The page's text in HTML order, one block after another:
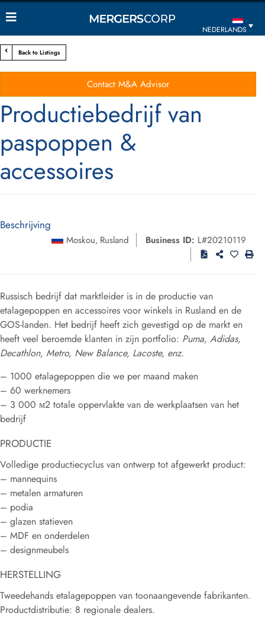
NEDERLANDS
Back to Listings
Contact M&A Advisor
Productiebedrijf van
paspoppen &
accessoires
Beschrijving
Moskou, Rusland Business ID: L#20210119
Russisch bedrijf dat marktleider is in de productie van
etalagepoppen en accessoires voor winkels in Rusland en de
GOS-landen. Het bedrijf heeft zich gevestigd op de markt en
heeft veel beroemde klanten in zijn portfolio: Puma, Adidas,
Decathlon, Metro, New Balance, Lacoste, enz.
– 1000 etalagepoppen die we per maand maken
– 60 werknemers
– 3 000 м2 totale oppervlakte van de werkplaatsen van het
bedrijf
PRODUCTIE
Volledige productiecyclus van ontwerp tot afgewerkt product:
– mannequins
– metalen armaturen
– podia
– glazen statieven
– MDF en onderdelen
– designmeubels
HERSTELLING
Tweedehands etalagepoppen van toonaangevende fabrikanten.
Productdistributie: 8 regionale dealers.